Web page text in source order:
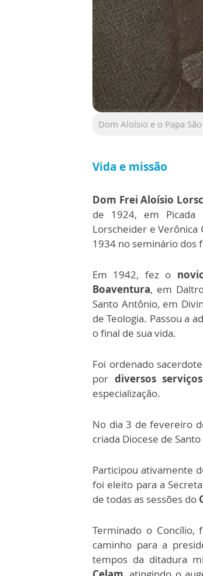
Dom Aloísio e o Papa
Vida e missão⁠
Dom Frei Aloísio
de 1924, em Picada
Lorscheider e
1934 no seminário dos
Em 1942, fez o
Boaventura, em
Santo Antônio, em
de Teologia. Passou a
o final de sua vida.
Foi ordenado
por diversos
especialização.
No dia 3 de fevereiro
criada Diocese de
Participou ativamente
foi eleito para a
de todas as sessões do
Terminado o Concílio,
caminho para a
tempos da ditadura